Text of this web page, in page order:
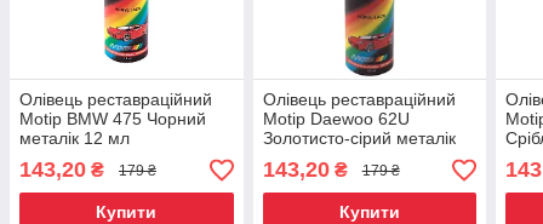
Олівець реставраційний
Motip BMW 475 Чорний
металік 12 мл
143,20 ₴ 179 ₴
Купити
Олівець реставраційний
Motip Daewoo 62U
Золотисто-сірий металік
12 мл
143,20₴ 179 ₴
Купити